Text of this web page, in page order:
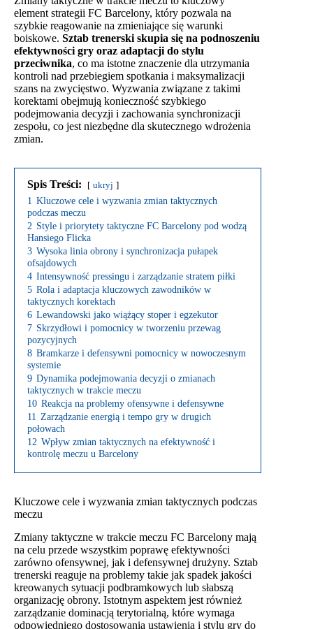
element strategii FC Barcelony, który pozwala na
szybkie reagowanie na zmieniające się warunki
boiskowe. Sztab trenerski skupia się na podnoszeniu
efektywności gry oraz adaptacji do stylu
przeciwnika, co ma istotne znaczenie dla utrzymania
kontroli nad przebiegiem spotkania i maksymalizacji
szans na zwycięstwo. Wyzwania związane z takimi
korektami obejmują konieczność szybkiego
podejmowania decyzji i zachowania synchronizacji
zespołu, co jest niezbędne dla skutecznego wdrożenia
zmian.
Spis Treści: ukryj
1 Kluczowe cele i wyzwania zmian taktycznych
podczas meczu
2 Style i priorytety taktyczne FC Barcelony pod wodzą
Hansiego Flicka
3 Wysoka linia obrony i synchronizacja pułapek
ofsajdowych
4 Intensywność pressingu i zarządzanie stratem piłki
5 Rola i adaptacja kluczowych zawodników w
taktycznych korektach
6 Lewandowski jako wiążący stoper i egzekutor
7 Skrzydłowi i pomocnicy w tworzeniu przewag
pozycyjnych
8 Bramkarze i defensywni pomocnicy w nowoczesnym
systemie
9 Dynamika podejmowania decyzji o zmianach
taktycznych w trakcie meczu
10 Reakcja na problemy ofensywne i defensywne
11 Zarządzanie energią i tempo gry w drugich
połowach
12 Wpływ zmian taktycznych na efektywność i
kontrolę meczu u Barcelony
Kluczowe cele i wyzwania zmian taktycznych podczas
meczu
Zmiany taktyczne w trakcie meczu FC Barcelony mają
na celu przede wszystkim poprawę efektywności
zarówno ofensywnej, jak i defensywnej drużyny. Sztab
trenerski reaguje na problemy takie jak spadek jakości
kreowanych sytuacji podbramkowych lub słabszą
organizację obrony. Istotnym aspektem jest również
zarządzanie dominacją terytorialną, które wymaga
odpowiedniego dostosowania ustawienia i stylu gry do